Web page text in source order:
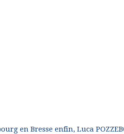
en Bresse enfin, Luca